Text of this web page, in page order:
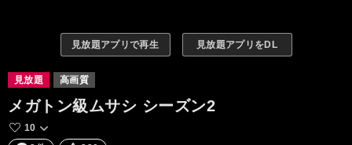
見放題アプリで再生 見放題アプリをDL
見放題 高画質
メガトン級ムサシ シーズン2
10